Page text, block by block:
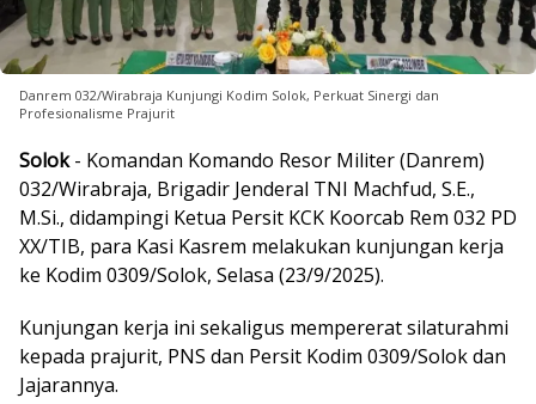
Danrem 032/Wirabraja Kunjungi Kodim Solok, Perkuat Sinergi dan
Profesionalisme Prajurit
Solok- Komandan Komando Resor Militer (Danrem)
032/Wirabraja, Brigadir Jenderal TNI Machfud, S.E.,
M.Si., didampingi Ketua Persit KCK Koorcab Rem 032 PD
XX/TIB, para Kasi Kasrem melakukan kunjungan kerja
ke Kodim 0309/Solok, Selasa (23/9/2025).
Kunjungan kerja ini sekaligus mempererat silaturahmi
kepada prajurit, PNS dan Persit Kodim 0309/Solok dan
Jajarannya.